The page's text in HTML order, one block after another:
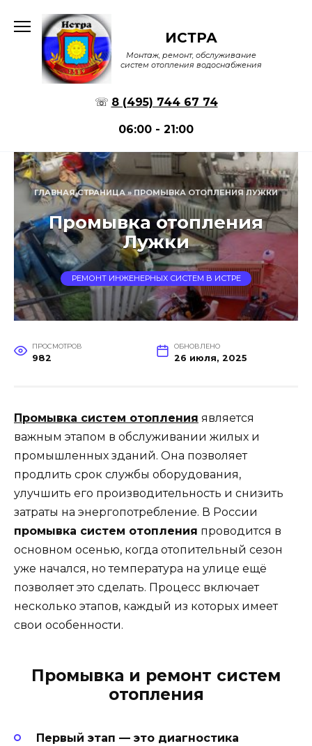
содержанию
ИСТРА
Монтаж, ремонт, обслуживание
систем отопления водоснабжения
☏ 8 (495) 744 67 74
06:00 - 21:00
ГЛАВНАЯ СТРАНИЦА»ПРОМЫВКА ОТОПЛЕНИЯ ЛУЖКИ
Промывка отопления
Лужки
РЕМОНТ ИНЖЕНЕРНЫХ СИСТЕМ В ИСТРЕ
ПРОСМОТРОВ
982
ОБНОВЛЕНО
26 июля, 2025
Промывка систем отопления является
важным этапом в обслуживании жилых и
промышленных зданий. Она позволяет
продлить срок службы оборудования,
улучшить его производительность и снизить
затраты на энергопотребление. В России
промывка систем отопления проводится в
основном осенью, когда отопительный сезон
уже начался, но температура на улице ещё
позволяет это сделать. Процесс включает
несколько этапов, каждый из которых имеет
свои особенности.
Промывка и ремонт систем
отопления
Первый этап — это диагностика